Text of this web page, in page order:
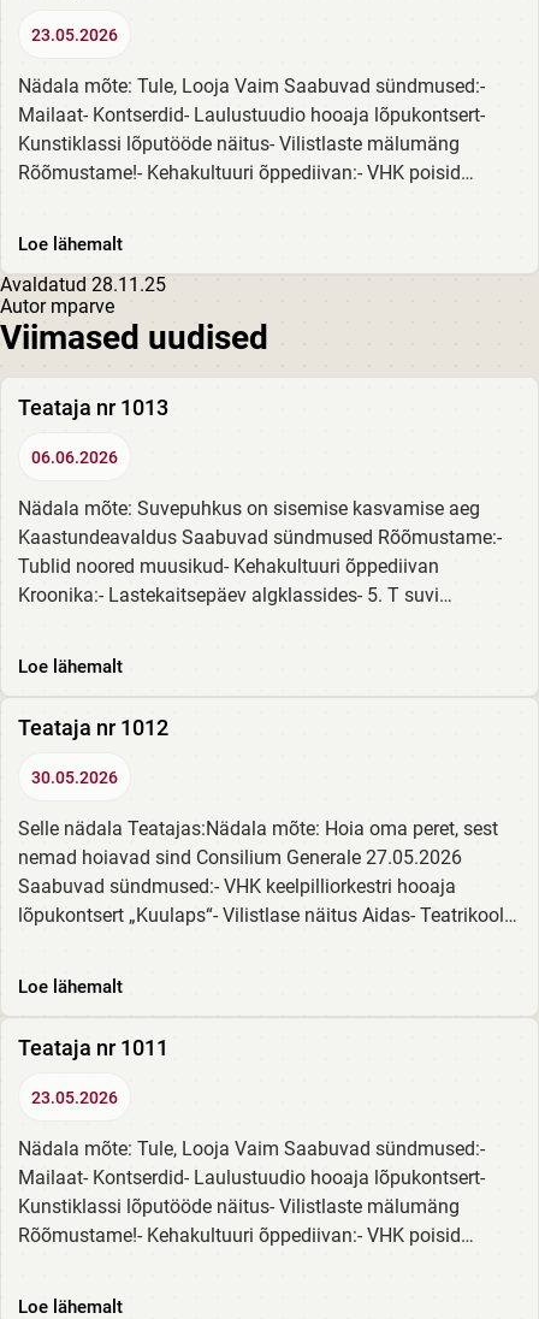
23.05.2026
Nädala mõte: Tule, Looja Vaim Saabuvad sündmused:-
Mailaat- Kontserdid- Laulustuudio hooaja lõpukontsert-
Kunstiklassi lõputööde näitus- Vilistlaste mälumäng
Rõõmustame!- Kehakultuuri õppediivan:- VHK poisid
Loe lähemalt
Avaldatud 28.11.25
Autor mparve
Viimased uudised
Teataja nr 1013
06.06.2026
Nädala mõte: Suvepuhkus on sisemise kasvamise aeg
Kaastundeavaldus Saabuvad sündmused Rõõmustame:-
Tublid noored muusikud- Kehakultuuri õppediivan
Kroonika:- Lastekaitsepäev algklassides- 5. T suvi
Loe lähemalt
Teataja nr 1012
30.05.2026
Selle nädala Teatajas:Nädala mõte: Hoia oma peret, sest
nemad hoiavad sind Consilium Generale 27.05.2026
Saabuvad sündmused:- VHK keelpilliorkestri hooaja
lõpukontsert „Kuulaps“- Vilistlase näitus Aidas- Teatrikooli
Loe lähemalt
Teataja nr 1011
23.05.2026
Nädala mõte: Tule, Looja Vaim Saabuvad sündmused:-
Mailaat- Kontserdid- Laulustuudio hooaja lõpukontsert-
Kunstiklassi lõputööde näitus- Vilistlaste mälumäng
Rõõmustame!- Kehakultuuri õppediivan:- VHK poisid
Loe lähemalt